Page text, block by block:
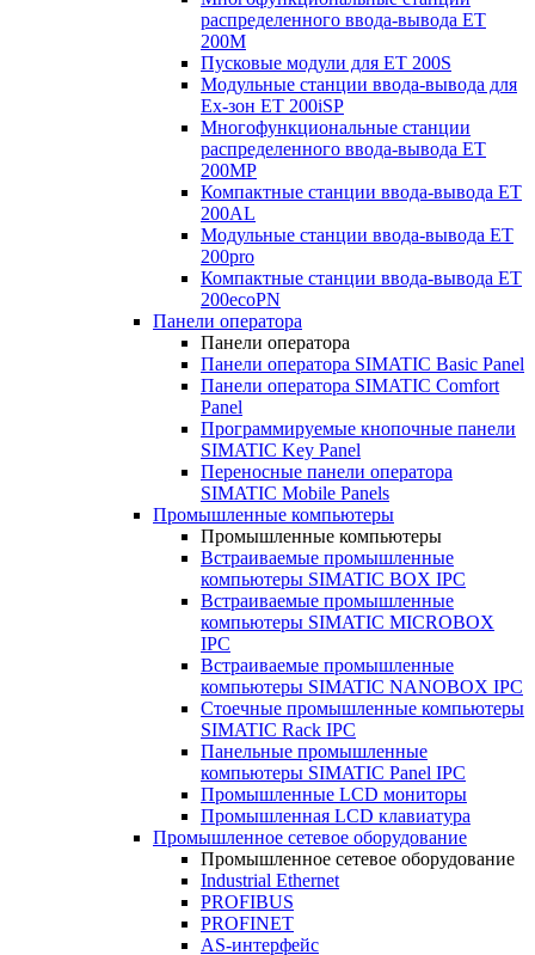
распределенного ввода-вывода ET
200M
Пусковые модули для ET 200S
Модульные станции ввода-вывода для
Ex-зон ET 200iSP
Многофункциональные станции
распределенного ввода-вывода ET
200MP
Компактные станции ввода-вывода ET
200AL
Модульные станции ввода-вывода ET
200pro
Компактные станции ввода-вывода ET
200ecoPN
Панели оператора
Панели оператора
Панели оператора SIMATIC Basic Panel
Панели оператора SIMATIC Comfort
Panel
Программируемые кнопочные панели
SIMATIC Key Panel
Переносные панели оператора
SIMATIC Mobile Panels
Промышленные компьютеры
Промышленные компьютеры
Встраиваемые промышленные
компьютеры SIMATIC BOX IPC
Встраиваемые промышленные
компьютеры SIMATIC MICROBOX
IPC
Встраиваемые промышленные
компьютеры SIMATIC NANOBOX IPC
Стоечные промышленные компьютеры
SIMATIC Rack IPC
Панельные промышленные
компьютеры SIMATIC Panel IPC
Промышленные LCD мониторы
Промышленная LCD клавиатура
Промышленное сетевое оборудование
Промышленное сетевое оборудование
Industrial Ethernet
PROFIBUS
PROFINET
AS-интерфейс